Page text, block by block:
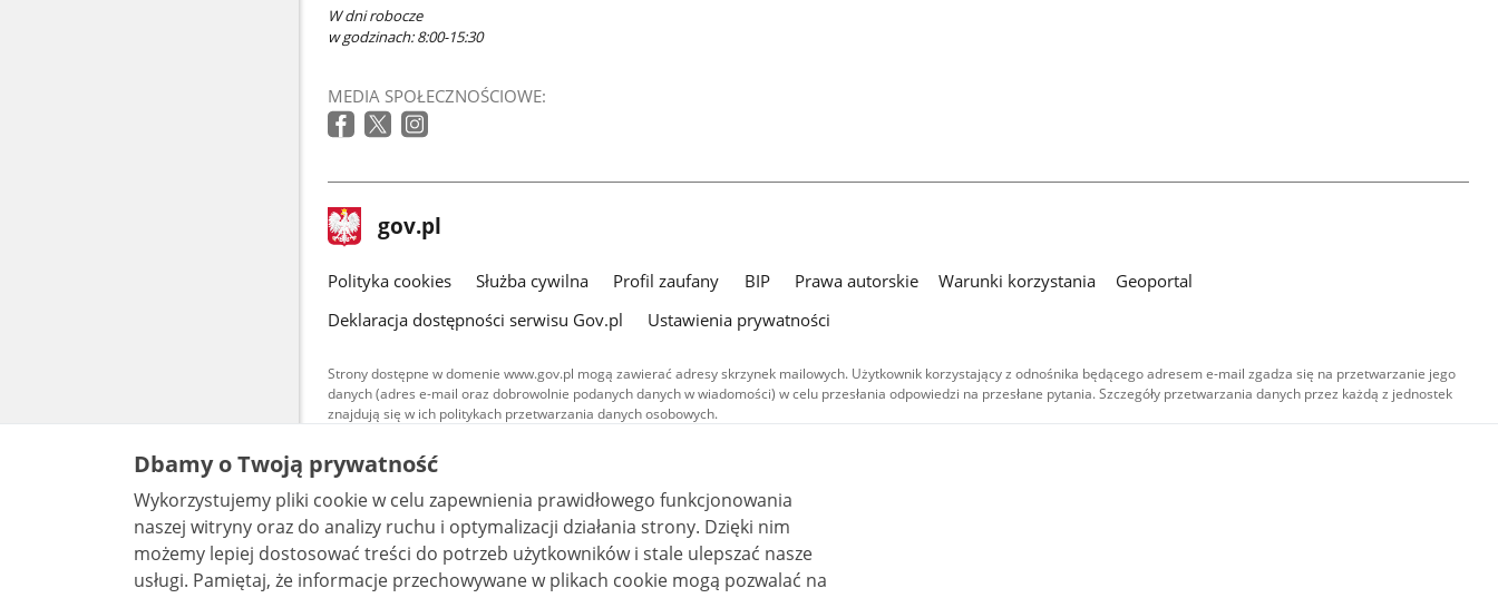
W dni robocze
w godzinach: 8:00-15:30
MEDIA SPOŁECZNOŚCIOWE:
stopka
gov.pl Strona
gov.pl
gov.pl
Polityka cookies Służba cywilna Profil zaufany BIP Prawa autorskie Warunki korzystania
Geoportal
Deklaracja dostępności serwisu Gov.pl
Ustawienia prywatności
Strony dostępne w domenie www.gov.pl mogą zawierać adresy skrzynek mailowych. Użytkownik korzystający z odnośnika będącego adresem e-mail zgadza się na przetwarzanie jego
danych (adres e-mail oraz dobrowolnie podanych danych w wiadomości) w celu przesłania odpowiedzi na przesłane pytania. Szczegóły przetwarzania danych przez każdą z jednostek
znajdują się w ich politykach przetwarzania danych osobowych.
Treści tekstowe publikowane w serwisie (z wyłączeniem treści audiowizualnych), są
udostępniane na licencji typu Creative Commons: uznanie autorstwa - na tych samych
warunkach 4.0 (CC BY-SA 4.0). Materiały audiowizualne, w tym zdjęcia, materiały audio i wideo,
są udostępniane na licencji typu Creative Commons: uznanie autorstwa użycie niekomercyjne -
bez utworów zależnych 4.0 (CC BY-NC-ND 4.0), o ile nie jest to stwierdzone inaczej.
Dbamy o Twoją prywatność
Wykorzystujemy pliki cookie w celu zapewnienia prawidłowego funkcjonowania
naszej witryny oraz do analizy ruchu i optymalizacji działania strony. Dzięki nim
możemy lepiej dostosować treści do potrzeb użytkowników i stale ulepszać nasze
usługi. Pamiętaj, że informacje przechowywane w plikach cookie mogą pozwalać na